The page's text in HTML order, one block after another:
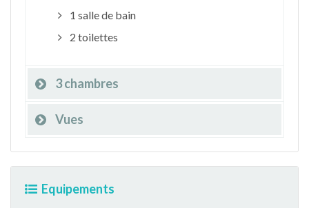
1 salle de bain
2 toilettes
3 chambres
Vues
Equipements